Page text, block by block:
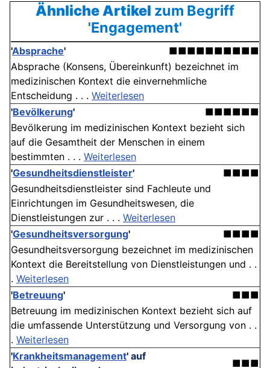
Ähnliche Artikel zum Begriff
'Engagement'
'Absprache'
■■■■■■■■■■
Absprache (Konsens, Übereinkunft) bezeichnet im
medizinischen Kontext die einvernehmliche
Entscheidung . . . Weiterlesen
'Bevölkerung'
■■■■■■
Bevölkerung im medizinischen Kontext bezieht sich
auf die Gesamtheit der Menschen in einem
bestimmten . . . Weiterlesen
'Gesundheitsdienstleister'
■■■■
Gesundheitsdienstleister sind Fachleute und
Einrichtungen im Gesundheitswesen, die
Dienstleistungen zur . . . Weiterlesen
'Gesundheitsversorgung'
■■■■
Gesundheitsversorgung bezeichnet im medizinischen
Kontext die Bereitstellung von Dienstleistungen und . .
. Weiterlesen
'Betreuung'
■■■
Betreuung im medizinischen Kontext bezieht sich auf
die umfassende Unterstützung und Versorgung von . .
. Weiterlesen
'Krankheitsmanagement' auf
■■■